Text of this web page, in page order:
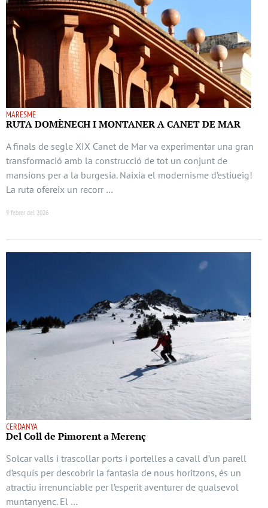
MARESME
RUTA DOMÈNECH I MONTANER A CANET DE MAR
A finals de segle XIX Canet de Mar va experimentar una gran
transformació amb la construcció de tot un conjunt de
mansions per a la burgesia. Naixia el modernisme d’estiueig!
La ruta ofereix un recorr …
9 febrer del 2026
CERDANYA
Del Coll de Pimorent a Merenç
Solcar valls i trascollar ports i portelles a cavall d’un parell
d’esquís per descobrir la fantasia de nous horitzons, és un
atractiu irrenunciable per l’esperit aventurer de qualsevol
muntanyenc. El …